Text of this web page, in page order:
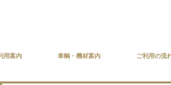
用案内 車輌・機材案内 ご利用の流